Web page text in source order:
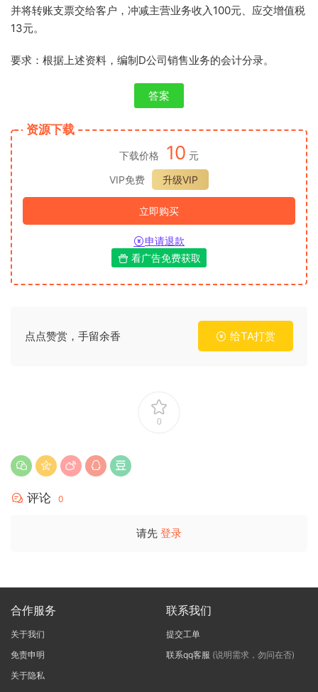
并将转账支票交给客户，冲减主营业务收入100元、应交增值税
13元。
要求：根据上述资料，编制D公司销售业务的会计分录。
答案
资源下载
下载价格 10 元
VIP免费
升级VIP
立即购买
申请退款
看广告免费获取
点点赞赏，手留余香 给TA打赏
0
评论 0
请先 登录
合作服务
关于我们
免责申明
关于隐私
联系我们
提交工单
联系qq客服 (说明需求，勿问在否)